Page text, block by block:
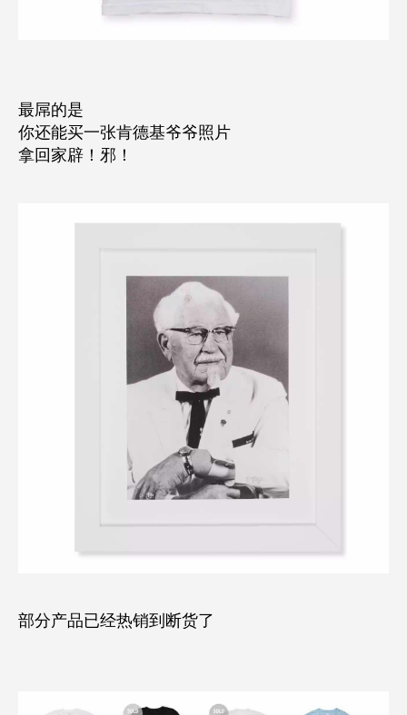
最屌的是
你还能买一张肯德基爷爷照片
拿回家辟！邪！
部分产品已经热销到断货了